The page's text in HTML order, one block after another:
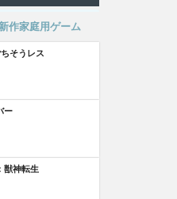
新作家庭用ゲーム
そうレス
ー
獣神転生